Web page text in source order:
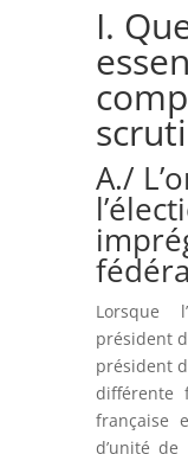
I.
A./
Lorsque
président
président
différente
française
d’unité